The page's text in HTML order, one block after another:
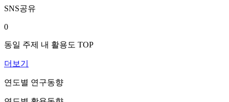
SNS공유
0
동일 주제 내 활용도 TOP
더보기
연도별 연구동향